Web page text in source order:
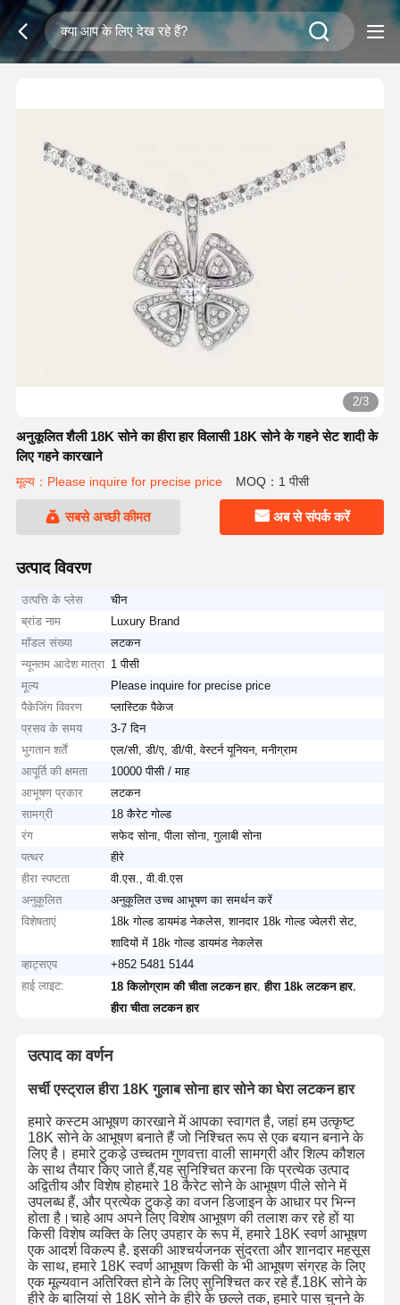
2/3
अनुकूलित शैली 18K सोने का हीरा हार विलासी 18K सोने के गहने सेट शादी के
लिए गहने कारखाने
मूल्य：Please inquire for precise price MOQ：1 पीसी
सबसे अच्छी कीमत अब से संपर्क करें
उत्पाद विवरण
उत्पत्ति के प्लेस
चीन
ब्रांड नाम
Luxury Brand
मॉडल संख्या
लटकन
न्यूनतम आदेश मात्रा 1 पीसी
मूल्य
Please inquire for precise price
पैकेजिंग विवरण
प्लास्टिक पैकेज
प्रसव के समय
3-7 दिन
भुगतान शर्तें
एल/सी, डी/ए, डी/पी, वेस्टर्न यूनियन, मनीग्राम
आपूर्ति की क्षमता
10000 पीसी / माह
आभूषण प्रकार
लटकन
सामग्री
18 कैरेट गोल्ड
रंग
सफेद सोना, पीला सोना, गुलाबी सोना
पत्थर
हीरे
हीरा स्पष्टता
वी.एस., वी.वी.एस
अनुकूलित
अनुकूलित उच्च आभूषण का समर्थन करें
विशेषताएं
18k गोल्ड डायमंड नेकलेस, शानदार 18k गोल्ड ज्वेलरी सेट,
शादियों में 18k गोल्ड डायमंड नेकलेस
व्हाट्सएप
+852 5481 5144
हाई लाइट:
18 किलोग्राम की चीता लटकन हार,हीरा 18k लटकन हार,
हीरा चीता लटकन हार
उत्पाद का वर्णन
सर्ची एस्ट्राल हीरा 18K गुलाब सोना हार सोने का घेरा लटकन हार
हमारे कस्टम आभूषण कारखाने में आपका स्वागत है, जहां हम उत्कृष्ट
18K सोने के आभूषण बनाते हैं जो निश्चित रूप से एक बयान बनाने के
लिए है। हमारे टुकड़े उच्चतम गुणवत्ता वाली सामग्री और शिल्प कौशल
के साथ तैयार किए जाते हैं,यह सुनिश्चित करना कि प्रत्येक उत्पाद
अद्वितीय और विशेष होहमारे 18 कैरेट सोने के आभूषण पीले सोने में
उपलब्ध हैं, और प्रत्येक टुकड़े का वजन डिजाइन के आधार पर भिन्न
होता है।चाहे आप अपने लिए विशेष आभूषण की तलाश कर रहे हों या
किसी विशेष व्यक्ति के लिए उपहार के रूप में, हमारे 18K स्वर्ण आभूषण
एक आदर्श विकल्प है. इसकी आश्चर्यजनक सुंदरता और शानदार महसूस
के साथ, हमारे 18K स्वर्ण आभूषण किसी के भी आभूषण संग्रह के लिए
एक मूल्यवान अतिरिक्त होने के लिए सुनिश्चित कर रहे हैं.18K सोने के
हीरे के बालियां से 18K सोने के हीरे के छल्ले तक, हमारे पास चुनने के